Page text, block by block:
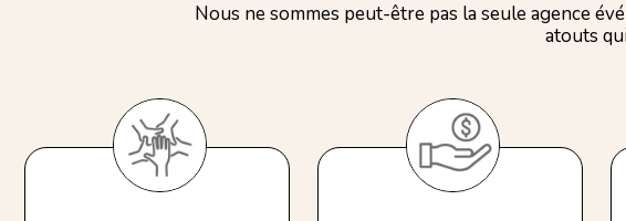
Nous ne sommes peut-être pas la seule agence
atouts